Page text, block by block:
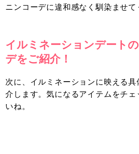
ニンコーデに違和感なく馴染ませて
イルミネーションデート
デをご紹介！
次に、イルミネーションに映える
介します。気になるアイテムをチェ
いね。